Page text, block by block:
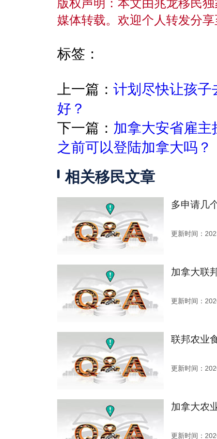
版权声明：本文由兆龙移民
媒体转载。欢迎个人转发分
标签：
上一篇： 计划尽快让孩子
好？
下一篇： 加拿大安省雇
之前可以登陆加拿大吗？
相关移民文章
多申请几
更新时间：
加拿大联
更新时间：
联邦农业
更新时间：
加拿大农
更新时间：